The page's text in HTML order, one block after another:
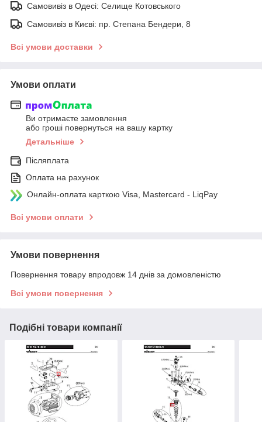
Самовивіз в Одесі: Селище Котовського
Самовивіз в Києві: пр. Степана Бендери, 8
Всі умови доставки
Умови оплати
Ви отримаєте замовлення
або гроші повернуться на вашу картку
Детальніше
Післяплата
Оплата на рахунок
Онлайн-оплата карткою Visa, Mastercard - LiqPay
Всі умови оплати
Умови повернення
Повернення товару впродовж 14 днів за домовленістю
Всі умови повернення
Подібні товари компанії